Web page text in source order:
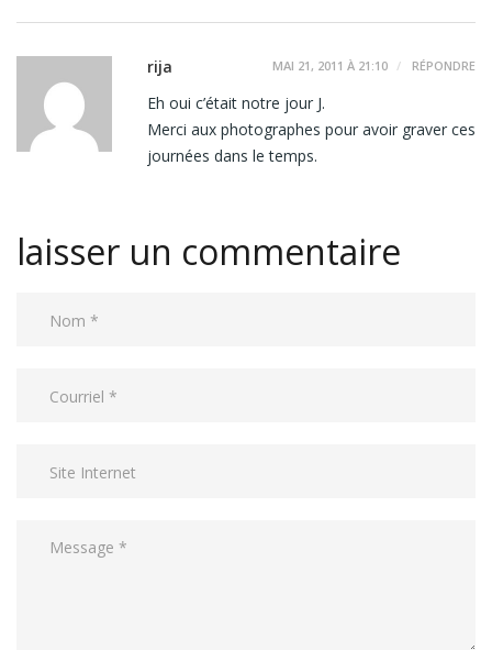
rija MAI 21, 2011 À 21:10 RÉPONDRE
Eh oui c’était notre jour J.
Merci aux photographes pour avoir graver ces
journées dans le temps.
laisser un commentaire